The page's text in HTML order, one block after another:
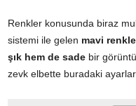
Renkler konusunda biraz
sistemi ile gelen mavi
şık hem de sade bir
zevk elbette buradaki ayarlar